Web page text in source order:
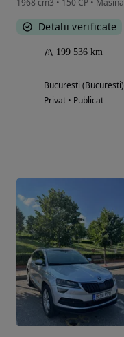
1968 cm3 • 150 CP •
Detalii verificate
199 536 km
Bucuresti (Bucuresti)
Privat • Publicat